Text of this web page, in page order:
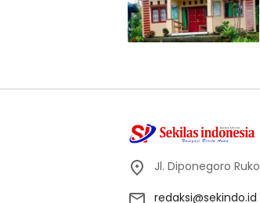
Jl. Diponegoro
redaksi@sekindo.id